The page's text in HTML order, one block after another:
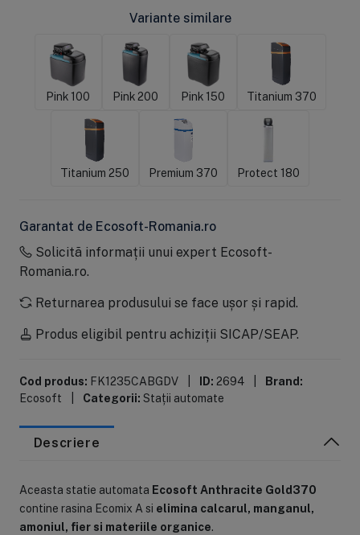
Variante similare
Pink 100 Pink 200 Pink 150 Titanium 370
Titanium 250 Premium 370 Protect 180
Garantat de Ecosoft-Romania.ro
Solicită informații unui expert Ecosoft-
Romania.ro.
Returnarea produsului se face ușor și rapid.
Produs eligibil pentru achiziții SICAP/SEAP.
Cod produs: FK1235CABGDV ID: 2694
Brand:
Ecosoft
Categorii: Stații automate
Descriere
Aceasta statie automata Ecosoft Anthracite Gold370
contine rasina Ecomix A si elimina calcarul, manganul,
amoniul, fier si materiile organice.